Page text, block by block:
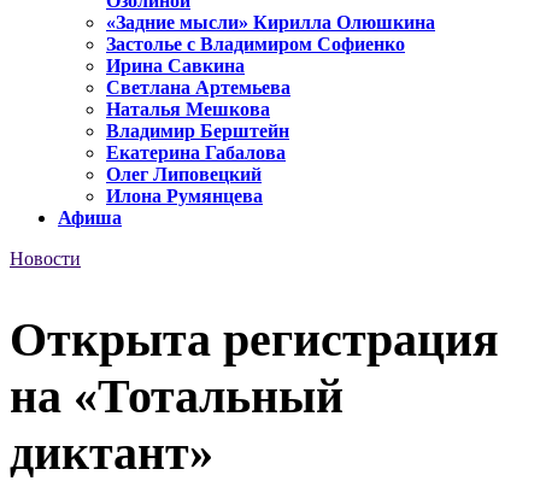
«Задние мысли» Кирилла Олюшкина
Застолье с Владимиром Софиенко
Ирина Савкина
Светлана Артемьева
Наталья Мешкова
Владимир Берштейн
Екатерина Габалова
Олег Липовецкий
Илона Румянцева
Афиша
Новости
Открыта регистрация
на «Тотальный
диктант»